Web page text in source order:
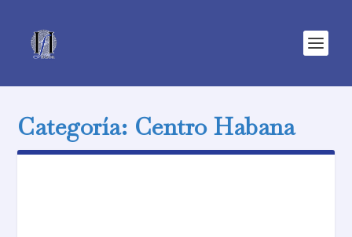
Categoría: Centro Habana